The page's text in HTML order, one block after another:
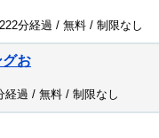
分経過 / 無料 / 制限なし
お
経過 / 無料 / 制限なし